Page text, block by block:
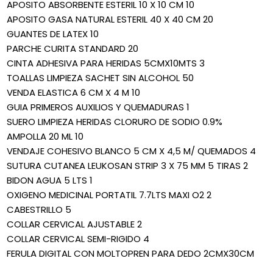
APOSITO ABSORBENTE ESTERIL 10 X 10 CM 10
APOSITO GASA NATURAL ESTERIL 40 X 40 CM 20
GUANTES DE LATEX 10
PARCHE CURITA STANDARD 20
CINTA ADHESIVA PARA HERIDAS 5CMX10MTS 3
TOALLAS LIMPIEZA SACHET SIN ALCOHOL 50
VENDA ELASTICA 6 CM X 4 M 10
GUIA PRIMEROS AUXILIOS Y QUEMADURAS 1
SUERO LIMPIEZA HERIDAS CLORURO DE SODIO 0.9%
AMPOLLA 20 ML 10
VENDAJE COHESIVO BLANCO 5 CM X 4,5 M/ QUEMADOS 4
SUTURA CUTANEA LEUKOSAN STRIP 3 X 75 MM 5 TIRAS 2
BIDON AGUA 5 LTS 1
OXIGENO MEDICINAL PORTATIL 7.7LTS MAXI O2 2
CABESTRILLO 5
COLLAR CERVICAL AJUSTABLE 2
COLLAR CERVICAL SEMI-RIGIDO 4
FERULA DIGITAL CON MOLTOPREN PARA DEDO 2CMX30CM